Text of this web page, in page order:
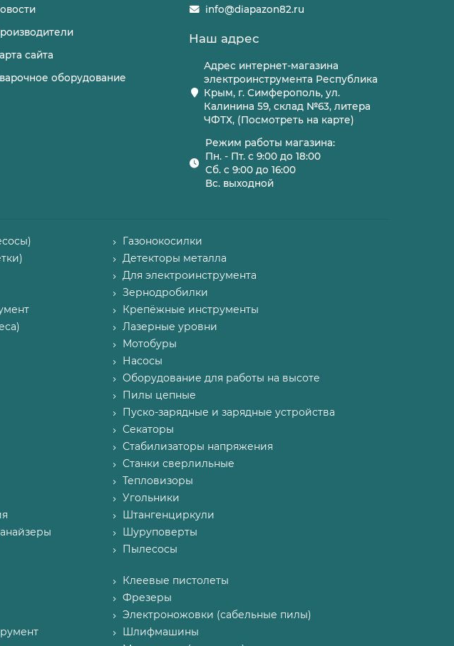
сайта
оборудование
info@diapazon82.ru
Наш адрес
Адрес интернет-магазина
электроинструмента Республика
Крым, г. Симферополь, ул.
Калинина 59, склад №63, литера
ЧФТХ, (Посмотреть на карте)
Режим работы магазина:
Пн. - Пт. с 9:00 до 18:00
Сб. с 9:00 до 16:00
Вс. выходной
Газонокосилки
Детекторы металла
Для электроинструмента
Зернодробилки
Крепёжные инструменты
Лазерные уровни
Мотобуры
Насосы
Оборудование для работы на высоте
Пилы цепные
Пуско-зарядные и зарядные устройства
Секаторы
Стабилизаторы напряжения
Станки сверлильные
Тепловизоры
Угольники
Штангенциркули
Шуруповерты
Пылесосы
Клеевые пистолеты
Фрезеры
Электроножовки (сабельные пилы)
Шлифмашины